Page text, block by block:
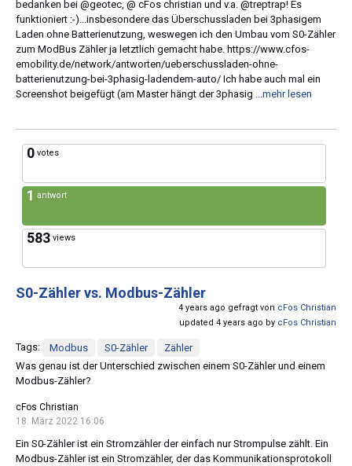
bedanken bei @geotec, @ cFos christian und v.a. @treptrap! Es
funktioniert :-)...insbesondere das Überschussladen bei 3phasigem
Laden ohne Batterienutzung, weswegen ich den Umbau vom S0-Zähler
zum ModBus Zähler ja letztlich gemacht habe. https://www.cfos-
emobility.de/network/antworten/ueberschussladen-ohne-
batterienutzung-bei-3phasig-ladendem-auto/ Ich habe auch mal ein
Screenshot beigefügt (am Master hängt der 3phasig ...mehr lesen
0 votes
1 antwort
583 views
S0-Zähler vs. Modbus-Zähler
4 years ago gefragt von cFos Christian
updated 4 years ago by cFos Christian
Tags: Modbus S0-Zähler
Zähler
Was genau ist der Unterschied zwischen einem S0-Zähler und einem
Modbus-Zähler?
cFos Christian
18. März 2022 16:06
Ein S0-Zähler ist ein Stromzähler der einfach nur Strompulse zählt. Ein
Modbus-Zähler ist ein Stromzähler, der das Kommunikationsprotokoll